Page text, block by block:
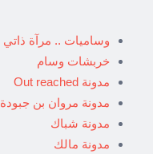
وساميات .. مرآة ذاتي
خربشات وسام
مدونة Out reached
مدونة مروان بن جبودة
مدونة شباك
مدونة مالك